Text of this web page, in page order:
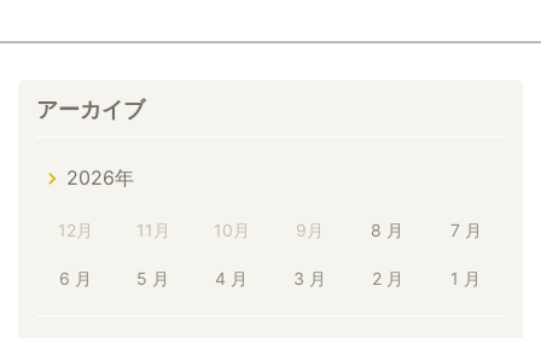
アーカイブ
2026年
12月 11月 10月 9月 8 月 7 月
6 月 5 月 4 月 3 月 2 月 1 月